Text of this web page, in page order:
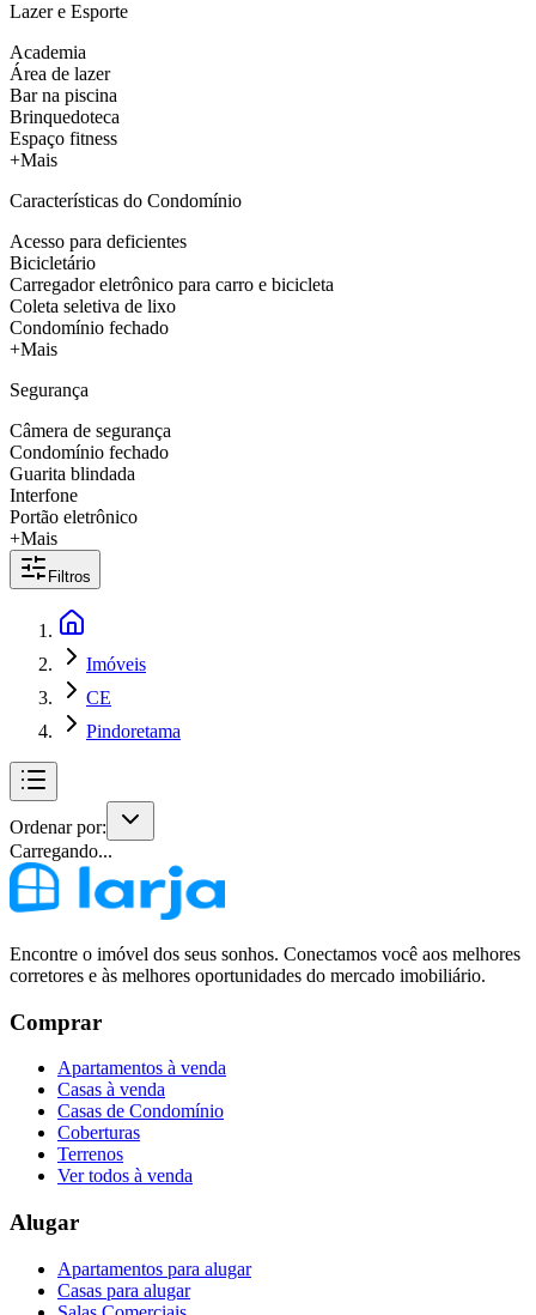
Lazer e Esporte
Academia
Área de lazer
Bar na piscina
Brinquedoteca
Espaço fitness
+Mais
Características do Condomínio
Acesso para deficientes
Bicicletário
Carregador eletrônico para carro e bicicleta
Coleta seletiva de lixo
Condomínio fechado
+Mais
Segurança
Câmera de segurança
Condomínio fechado
Guarita blindada
Interfone
Portão eletrônico
+Mais
Filtros
Imóveis
CE
Pindoretama
Ordenar por:
Carregando...
Encontre o imóvel dos seus sonhos. Conectamos você aos melhores
corretores e às melhores oportunidades do mercado imobiliário.
Comprar
Apartamentos à venda
Casas à venda
Casas de Condomínio
Coberturas
Terrenos
Ver todos à venda
Alugar
Apartamentos para alugar
Casas para alugar